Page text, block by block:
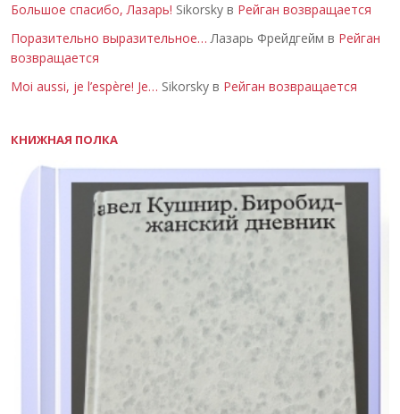
Большое спасибо, Лазарь! Sikorsky в Рейган возвращается
Поразительно выразительное… Лазарь Фрейдгейм в Рейган
возвращается
Moi aussi, je l’espère! Je… Sikorsky в Рейган возвращается
КНИЖНАЯ ПОЛКА